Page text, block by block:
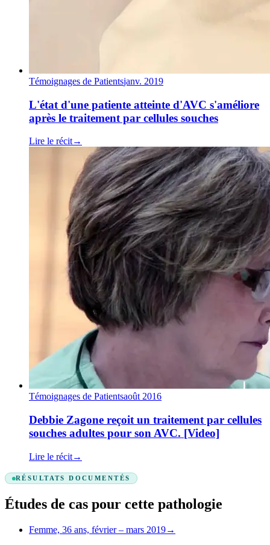
Témoignages de Patientsjanv. 2019
L'état d'une patiente atteinte d'AVC s'améliore
après le traitement par cellules souches
Lire le récit→
Témoignages de Patientsaoût 2016
Debbie Zagone reçoit un traitement par cellules
souches adultes pour son AVC. [Video]
Lire le récit→
RÉSULTATS DOCUMENTÉS
Études de cas pour cette pathologie
Femme, 36 ans, février – mars 2019→